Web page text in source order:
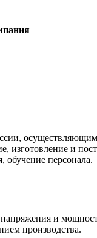
осуществляющим
изготовление и
обучение персонала.
и
производства.